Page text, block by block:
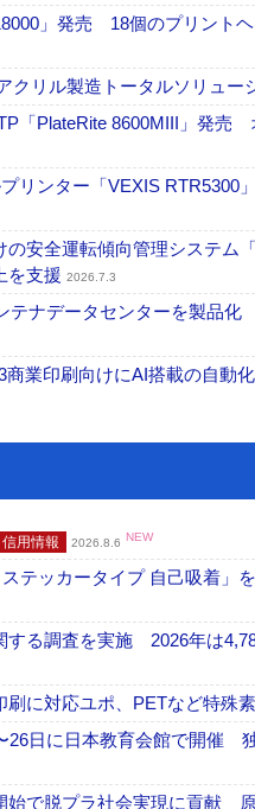
」発売 18個のプリントヘ
クリル製造トータルソリュー
「PlateRite 8600MIII」発売
リンター「VEXIS
安全運転傾向管理システム
を支援 2026.7.3
ナデータセンターを製品
印刷向けにAI搭載の自動
信用情報 2026.8.6 NEW
テッカータイプ 自己吸着
る調査を実施 2026年は
に対応ユポ、PETなど特殊
日に日本教育会館で開催
で脱プラ社会実現に貢献